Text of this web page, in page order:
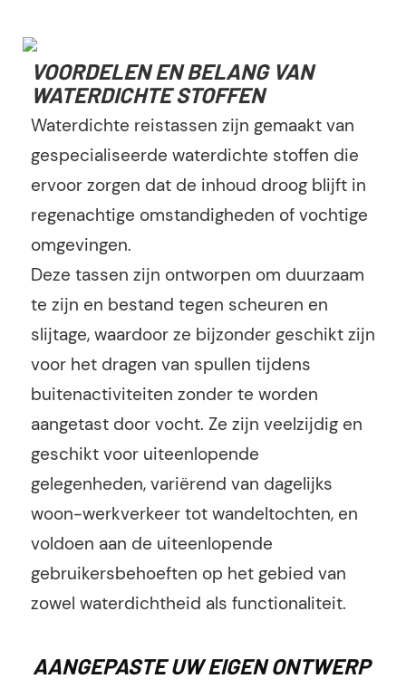
VOORDELEN EN BELANG VAN
WATERDICHTE STOFFEN
Waterdichte reistassen zijn gemaakt van
gespecialiseerde waterdichte stoffen die
ervoor zorgen dat de inhoud droog blijft in
regenachtige omstandigheden of vochtige
omgevingen.
Deze tassen zijn ontworpen om duurzaam
te zijn en bestand tegen scheuren en
slijtage, waardoor ze bijzonder geschikt zijn
voor het dragen van spullen tijdens
buitenactiviteiten zonder te worden
aangetast door vocht. Ze zijn veelzijdig en
geschikt voor uiteenlopende
gelegenheden, variërend van dagelijks
woon-werkverkeer tot wandeltochten, en
voldoen aan de uiteenlopende
gebruikersbehoeften op het gebied van
zowel waterdichtheid als functionaliteit.
AANGEPASTE UW EIGEN ONTWERP